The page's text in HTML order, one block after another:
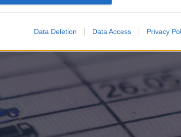
Data Deletion Data Access Privacy